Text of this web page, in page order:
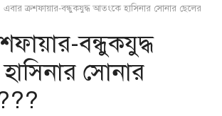
এবার ক্রশফায়ার-বন্ধুকযুদ্ধ আতংকে হাসিনার সোনার ছেলেরা ???
বন্ধুকযুদ্ধ
সোনার